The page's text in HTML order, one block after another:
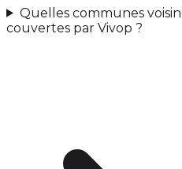
Quelles communes
couvertes par Vivop ?